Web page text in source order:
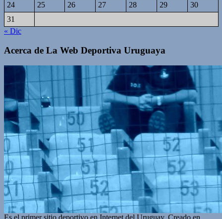
24
25 26 27 28 29
30
31
« Dic
Acerca de La Web Deportiva Uruguaya
Es el primer sitio deportivo en Internet del Uruguay. Creado en